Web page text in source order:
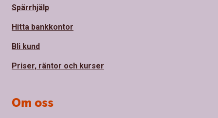
Spärrhjälp
Hitta bankkontor
Bli kund
Priser, räntor och kurser
Om oss